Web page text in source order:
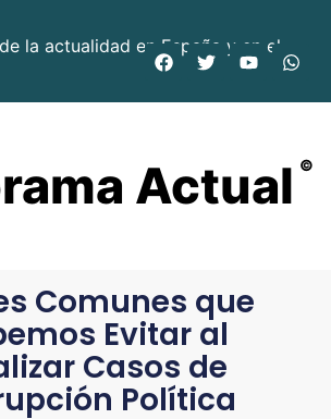
la actualidad en España y en el
Actual ©
Comunes que
Evitar al
Casos de
Política